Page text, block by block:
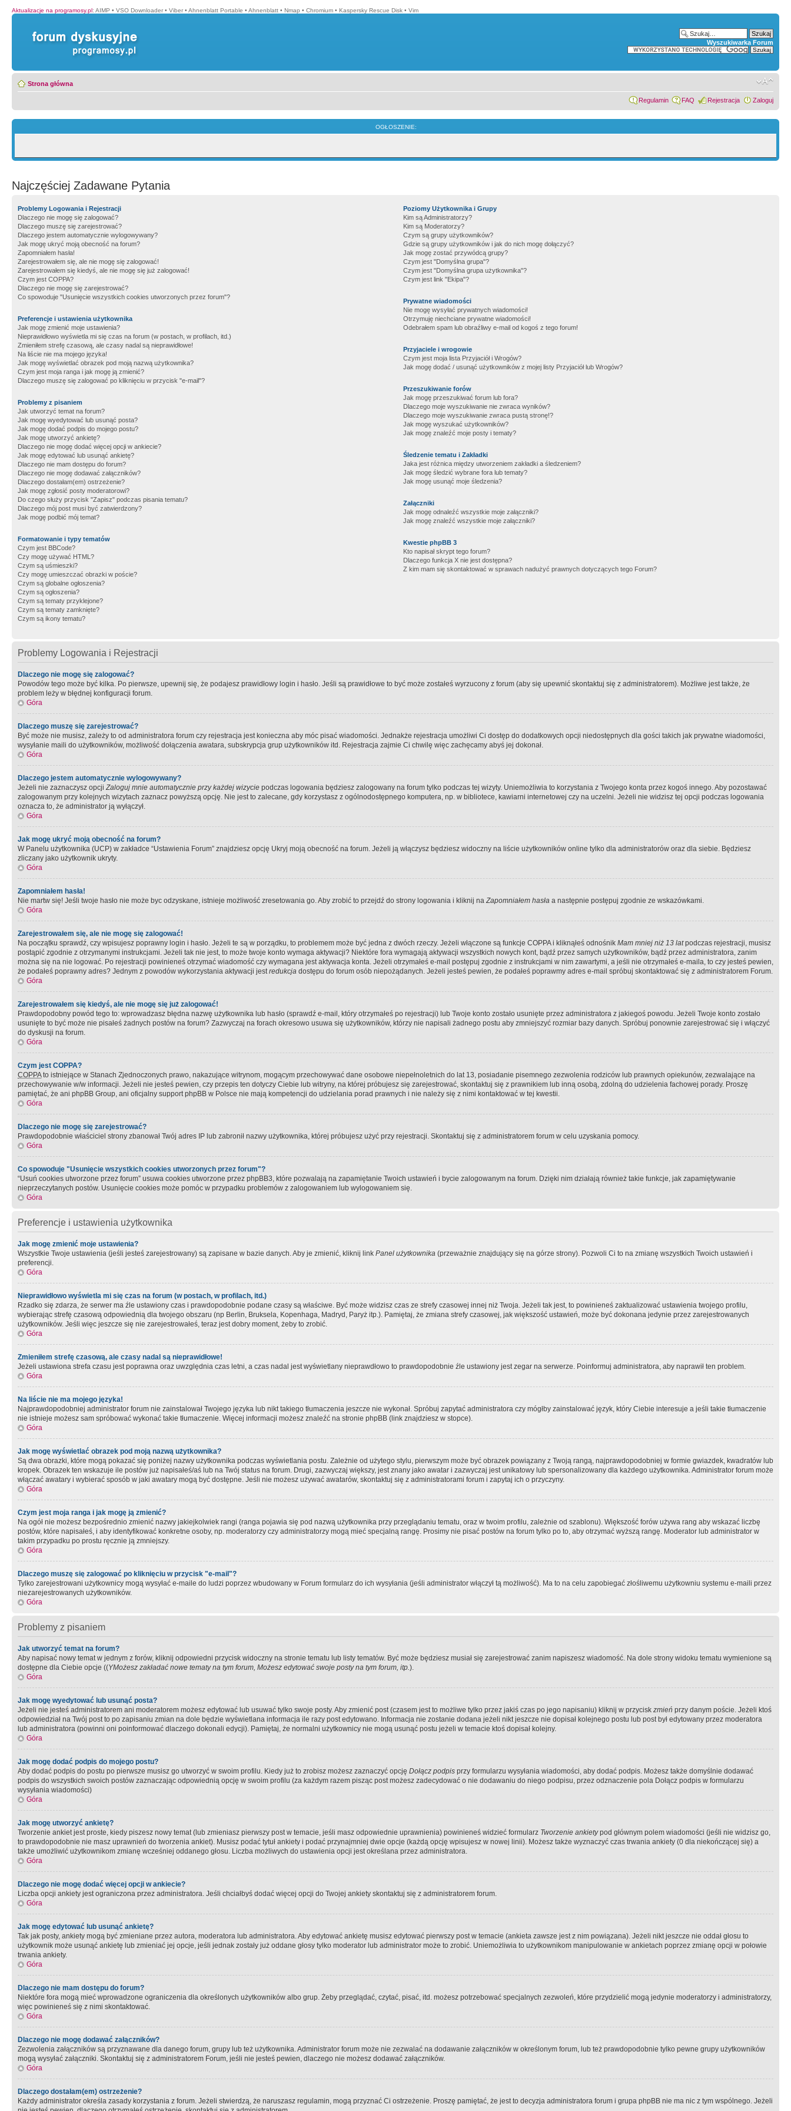
Aktualizacje na programosy.pl: AIMP • VSO Downloader • Viber • Ahnenblatt Portable • Ahnenblatt • Nmap • Chromium • Kaspersky Rescue Disk • Vim
Wyszukiwarka Forum
Strona główna
Regulamin FAQ Rejestracja Zaloguj
OGŁOSZENIE:
Najczęściej Zadawane Pytania
Problemy Logowania i Rejestracji
Dlaczego nie mogę się zalogować?
Dlaczego muszę się zarejestrować?
Dlaczego jestem automatycznie wylogowywany?
Jak mogę ukryć moją obecność na forum?
Zapomniałem hasła!
Zarejestrowałem się, ale nie mogę się zalogować!
Zarejestrowałem się kiedyś, ale nie mogę się już zalogować!
Czym jest COPPA?
Dlaczego nie mogę się zarejestrować?
Co spowoduje "Usunięcie wszystkich cookies utworzonych przez forum"?
Preferencje i ustawienia użytkownika
Jak mogę zmienić moje ustawienia?
Nieprawidłowo wyświetla mi się czas na forum (w postach, w profilach, itd.)
Zmieniłem strefę czasową, ale czasy nadal są nieprawidłowe!
Na liście nie ma mojego języka!
Jak mogę wyświetlać obrazek pod moją nazwą użytkownika?
Czym jest moja ranga i jak mogę ją zmienić?
Dlaczego muszę się zalogować po kliknięciu w przycisk "e-mail"?
Problemy z pisaniem
Jak utworzyć temat na forum?
Jak mogę wyedytować lub usunąć posta?
Jak mogę dodać podpis do mojego postu?
Jak mogę utworzyć ankietę?
Dlaczego nie mogę dodać więcej opcji w ankiecie?
Jak mogę edytować lub usunąć ankietę?
Dlaczego nie mam dostępu do forum?
Dlaczego nie mogę dodawać załączników?
Dlaczego dostałam(em) ostrzeżenie?
Jak mogę zgłosić posty moderatorowi?
Do czego służy przycisk "Zapisz" podczas pisania tematu?
Dlaczego mój post musi być zatwierdzony?
Jak mogę podbić mój temat?
Formatowanie i typy tematów
Czym jest BBCode?
Czy mogę używać HTML?
Czym są uśmieszki?
Czy mogę umieszczać obrazki w poście?
Czym są globalne ogłoszenia?
Czym są ogłoszenia?
Czym są tematy przyklejone?
Czym są tematy zamknięte?
Czym są ikony tematu?
Poziomy Użytkownika i Grupy
Kim są Administratorzy?
Kim są Moderatorzy?
Czym są grupy użytkowników?
Gdzie są grupy użytkowników i jak do nich mogę dołączyć?
Jak mogę zostać przywódcą grupy?
Czym jest "Domyślna grupa"?
Czym jest "Domyślna grupa użytkownika"?
Czym jest link "Ekipa"?
Prywatne wiadomości
Nie mogę wysyłać prywatnych wiadomości!
Otrzymuję niechciane prywatne wiadomości!
Odebrałem spam lub obraźliwy e-mail od kogoś z tego forum!
Przyjaciele i wrogowie
Czym jest moja lista Przyjaciół i Wrogów?
Jak mogę dodać / usunąć użytkowników z mojej listy Przyjaciół lub Wrogów?
Przeszukiwanie forów
Jak mogę przeszukiwać forum lub fora?
Dlaczego moje wyszukiwanie nie zwraca wyników?
Dlaczego moje wyszukiwanie zwraca pustą stronę!?
Jak mogę wyszukać użytkowników?
Jak mogę znaleźć moje posty i tematy?
Śledzenie tematu i Zakładki
Jaka jest różnica między utworzeniem zakładki a śledzeniem?
Jak mogę śledzić wybrane fora lub tematy?
Jak mogę usunąć moje śledzenia?
Załączniki
Jak mogę odnaleźć wszystkie moje załączniki?
Jak mogę znaleźć wszystkie moje załączniki?
Kwestie phpBB 3
Kto napisał skrypt tego forum?
Dlaczego funkcja X nie jest dostępna?
Z kim mam się skontaktować w sprawach nadużyć prawnych dotyczących tego Forum?
Problemy Logowania i Rejestracji
Dlaczego nie mogę się zalogować?
Powodów tego może być kilka. Po pierwsze, upewnij się, że podajesz prawidłowy login i hasło. Jeśli są prawidłowe to być może zostałeś wyrzucony z forum (aby się upewnić skontaktuj się z administratorem). Możliwe jest także, że
problem leży w błędnej konfiguracji forum.
Góra
Dlaczego muszę się zarejestrować?
Być może nie musisz, zależy to od administratora forum czy rejestracja jest konieczna aby móc pisać wiadomości. Jednakże rejestracja umożliwi Ci dostęp do dodatkowych opcji niedostępnych dla gości takich jak prywatne wiadomości,
wysyłanie maili do użytkowników, możliwość dołączenia awatara, subskrypcja grup użytkowników itd. Rejestracja zajmie Ci chwilę więc zachęcamy abyś jej dokonał.
Góra
Dlaczego jestem automatycznie wylogowywany?
Jeżeli nie zaznaczysz opcjiZaloguj mnie automatycznie przy każdej wizycie podczas logowania będziesz zalogowany na forum tylko podczas tej wizyty. Uniemożliwia to korzystania z Twojego konta przez kogoś innego. Aby pozostawać
zalogowanym przy kolejnych wizytach zaznacz powyższą opcję. Nie jest to zalecane, gdy korzystasz z ogólnodostępnego komputera, np. w bibliotece, kawiarni internetowej czy na uczelni. Jeżeli nie widzisz tej opcji podczas logowania
oznacza to, że administrator ją wyłączył.
Góra
Jak mogę ukryć moją obecność na forum?
W Panelu użytkownika (UCP) w zakładce “Ustawienia Forum” znajdziesz opcję Ukryj moją obecność na forum. Jeżeli ją włączysz będziesz widoczny na liście użytkowników online tylko dla administratorów oraz dla siebie. Będziesz
zliczany jako użytkownik ukryty.
Góra
Zapomniałem hasła!
Nie martw się! Jeśli twoje hasło nie może byc odzyskane, istnieje możliwość zresetowania go. Aby zrobić to przejdź do strony logowania i kliknij naZapomniałem hasła a następnie postępuj zgodnie ze wskazówkami.
Góra
Zarejestrowałem się, ale nie mogę się zalogować!
Na początku sprawdź, czy wpisujesz poprawny login i hasło. Jeżeli te są w porządku, to problemem może być jedna z dwóch rzeczy. Jeżeli włączone są funkcje COPPA i kliknąłeś odnośnik Mam mniej niż 13 latpodczas rejestracji, musisz
postąpić zgodnie z otrzymanymi instrukcjami. Jeżeli tak nie jest, to może twoje konto wymaga aktywacji? Niektóre fora wymagają aktywacji wszystkich nowych kont, bądź przez samych użytkowników, bądź przez administratora, zanim
można się na nie logować. Po rejestracji powinieneś otrzymać wiadomość czy wymagana jest aktywacja konta. Jeżeli otrzymałeś e-mail postępuj zgodnie z instrukcjami w nim zawartymi, a jeśli nie otrzymałeś e-maila, to czy jesteś pewien,
że podałeś poprawny adres? Jednym z powodów wykorzystania aktywacji jestredukcja dostępu do forum osób niepożądanych. Jeżeli jesteś pewien, że podałeś poprawmy adres e-mail spróbuj skontaktować się z administratorem Forum.
Góra
Zarejestrowałem się kiedyś, ale nie mogę się już zalogować!
Prawdopodobny powód tego to: wprowadzasz błędna nazwę użytkownika lub hasło (sprawdź e-mail, który otrzymałeś po rejestracji) lub Twoje konto zostało usunięte przez administratora z jakiegoś powodu. Jeżeli Twoje konto zostało
usunięte to być może nie pisałeś żadnych postów na forum? Zazwyczaj na forach okresowo usuwa się użytkowników, którzy nie napisali żadnego postu aby zmniejszyć rozmiar bazy danych. Spróbuj ponownie zarejestrować się i włączyć
do dyskusji na forum.
Góra
Czym jest COPPA?
COPPAto istniejące w Stanach Zjednoczonych prawo, nakazujące witrynom, mogącym przechowywać dane osobowe niepełnoletnich do lat 13, posiadanie pisemnego zezwolenia rodziców lub prawnych opiekunów, zezwalające na
przechowywanie w/w informacji. Jeżeli nie jesteś pewien, czy przepis ten dotyczy Ciebie lub witryny, na której próbujesz się zarejestrować, skontaktuj się z prawnikiem lub inną osobą, zdolną do udzielenia fachowej porady. Proszę
pamiętać, że ani phpBB Group, ani oficjalny support phpBB w Polsce nie mają kompetencji do udzielania porad prawnych i nie należy się z nimi kontaktować w tej kwestii.
Góra
Dlaczego nie mogę się zarejestrować?
Prawdopodobnie właściciel strony zbanował Twój adres IP lub zabronił nazwy użytkownika, której próbujesz użyć przy rejestracji. Skontaktuj się z administratorem forum w celu uzyskania pomocy.
Góra
Co spowoduje "Usunięcie wszystkich cookies utworzonych przez forum"?
“Usuń cookies utworzone przez forum” usuwa cookies utworzone przez phpBB3, które pozwalają na zapamiętanie Twoich ustawień i bycie zalogowanym na forum. Dzięki nim działają również takie funkcje, jak zapamiętywanie
nieprzeczytanych postów. Usunięcie cookies może pomóc w przypadku problemów z zalogowaniem lub wylogowaniem się.
Góra
Preferencje i ustawienia użytkownika
Jak mogę zmienić moje ustawienia?
Wszystkie Twoje ustawienia (jeśli jesteś zarejestrowany) są zapisane w bazie danych. Aby je zmienić, kliknij link Panel użytkownika (przeważnie znajdujący się na górze strony). Pozwoli Ci to na zmianę wszystkich Twoich ustawień i
preferencji.
Góra
Nieprawidłowo wyświetla mi się czas na forum (w postach, w profilach, itd.)
Rzadko się zdarza, że serwer ma źle ustawiony czas i prawdopodobnie podane czasy są właściwe. Być może widzisz czas ze strefy czasowej innej niż Twoja. Jeżeli tak jest, to powinieneś zaktualizować ustawienia twojego profilu,
wybierając strefę czasową odpowiednią dla twojego obszaru (np Berlin, Bruksela, Kopenhaga, Madryd, Paryż itp.). Pamiętaj, że zmiana strefy czasowej, jak większość ustawień, może być dokonana jedynie przez zarejestrowanych
użytkowników. Jeśli więc jeszcze się nie zarejestrowałeś, teraz jest dobry moment, żeby to zrobić.
Góra
Zmieniłem strefę czasową, ale czasy nadal są nieprawidłowe!
Jeżeli ustawiona strefa czasu jest poprawna oraz uwzględnia czas letni, a czas nadal jest wyświetlany nieprawdłowo to prawdopodobnie źle ustawiony jest zegar na serwerze. Poinformuj administratora, aby naprawił ten problem.
Góra
Na liście nie ma mojego języka!
Najprawdopodobniej administrator forum nie zainstalował Twojego języka lub nikt takiego tłumaczenia jeszcze nie wykonał. Spróbuj zapytać administratora czy mógłby zainstalować język, który Ciebie interesuje a jeśli takie tłumaczenie
nie istnieje możesz sam spróbować wykonać takie tłumaczenie. Więcej informacji możesz znaleźć na stronie phpBB (link znajdziesz w stopce).
Góra
Jak mogę wyświetlać obrazek pod moją nazwą użytkownika?
Są dwa obrazki, które mogą pokazać się poniżej nazwy użytkownika podczas wyświetlania postu. Zależnie od użytego stylu, pierwszym może być obrazek powiązany z Twoją rangą, najprawdopodobniej w formie gwiazdek, kwadratów lub
kropek. Obrazek ten wskazuje ile postów już napisałeś/aś lub na Twój status na forum. Drugi, zazwyczaj większy, jest znany jako awatar i zazwyczaj jest unikatowy lub spersonalizowany dla każdego użytkownika. Administrator forum może
włączać awatary i wybierać sposób w jaki awatary mogą być dostępne. Jeśli nie możesz używać awatarów, skontaktuj się z administratorami forum i zapytaj ich o przyczyny.
Góra
Czym jest moja ranga i jak mogę ją zmienić?
Na ogół nie możesz bezpośrednio zmienić nazwy jakiejkolwiek rangi (ranga pojawia się pod nazwą użytkownika przy przeglądaniu tematu, oraz w twoim profilu, zależnie od szablonu). Większość forów używa rang aby wskazać liczbę
postów, które napisałeś, i aby identyfikować konkretne osoby, np. moderatorzy czy administratorzy mogą mieć specjalną rangę. Prosimy nie pisać postów na forum tylko po to, aby otrzymać wyższą rangę. Moderator lub administrator w
takim przypadku po prostu ręcznie ją zmniejszy.
Góra
Dlaczego muszę się zalogować po kliknięciu w przycisk "e-mail"?
Tylko zarejestrowani użytkownicy mogą wysyłać e-maile do ludzi poprzez wbudowany w Forum formularz do ich wysyłania (jeśli administrator włączył tą możliwość). Ma to na celu zapobiegać złośliwemu użytkowniu systemu e-maili przez
niezarejestrowanych użytkowników.
Góra
Problemy z pisaniem
Jak utworzyć temat na forum?
Aby napisać nowy temat w jednym z forów, kliknij odpowiedni przycisk widoczny na stronie tematu lub listy tematów. Być może będziesz musiał się zarejestrować zanim napiszesz wiadomość. Na dole strony widoku tematu wymienione są
dostępne dla Ciebie opcje ((YMożesz zakładać nowe tematy na tym forum, Możesz edytować swoje posty na tym forum, itp.).
Góra
Jak mogę wyedytować lub usunąć posta?
Jeżeli nie jesteś administratorem ani moderatorem możesz edytować lub usuwać tylko swoje posty. Aby zmienić post (czasem jest to możliwe tylko przez jakiś czas po jego napisaniu) kliknij w przycisk zmień przy danym poście. Jeżeli ktoś
odpowiedział na Twój post to po zapisaniu zmian na dole będzie wyświetlana informacja ile razy post edytowano. Informacja nie zostanie dodana jeżeli nikt jeszcze nie dopisał kolejnego postu lub post był edytowany przez moderatora
lub administratora (powinni oni poinformować dlaczego dokonali edycji). Pamiętaj, że normalni użytkownicy nie mogą usunąć postu jeżeli w temacie ktoś dopisał kolejny.
Góra
Jak mogę dodać podpis do mojego postu?
Aby dodać podpis do postu po pierwsze musisz go utworzyć w swoim profilu. Kiedy już to zrobisz możesz zaznaczyć opcję Dołącz podpis przy formularzu wysyłania wiadomości, aby dodać podpis. Możesz także domyślnie dodawać
podpis do wszystkich swoich postów zaznaczając odpowiednią opcję w swoim profilu (za każdym razem pisząc post możesz zadecydować o nie dodawaniu do niego podpisu, przez odznaczenie pola Dołącz podpis w formularzu
wysyłania wiadomości)
Góra
Jak mogę utworzyć ankietę?
Tworzenie ankiet jest proste, kiedy piszesz nowy temat (lub zmieniasz pierwszy post w temacie, jeśli masz odpowiednie uprawnienia) powinieneś widzieć formularz Tworzenie ankietypod głównym polem wiadomości (jeśli nie widzisz go,
to prawdopodobnie nie masz uprawnień do tworzenia ankiet). Musisz podać tytuł ankiety i podać przynajmniej dwie opcje (każdą opcję wpisujesz w nowej linii). Możesz także wyznaczyć czas trwania ankiety (0 dla niekończącej się) a
także umożliwić użytkownikom zmianę wcześniej oddanego głosu. Liczba możliwych do ustawienia opcji jest określana przez administratora.
Góra
Dlaczego nie mogę dodać więcej opcji w ankiecie?
Liczba opcji ankiety jest ograniczona przez administratora. Jeśli chciałbyś dodać więcej opcji do Twojej ankiety skontaktuj się z administratorem forum.
Góra
Jak mogę edytować lub usunąć ankietę?
Tak jak posty, ankiety mogą być zmieniane przez autora, moderatora lub administratora. Aby edytować ankietę musisz edytować pierwszy post w temacie (ankieta zawsze jest z nim powiązana). Jeżeli nikt jeszcze nie oddał głosu to
użytkownik może usunąć ankietę lub zmieniać jej opcje, jeśli jednak zostały już oddane głosy tylko moderator lub administrator może to zrobić. Uniemożliwia to użytkownikom manipulowanie w ankietach poprzez zmianę opcji w połowie
trwania ankiety.
Góra
Dlaczego nie mam dostępu do forum?
Niektóre fora mogą mieć wprowadzone ograniczenia dla określonych użytkowników albo grup. Żeby przeglądać, czytać, pisać, itd. możesz potrzebować specjalnych zezwoleń, które przydzielić mogą jedynie moderatorzy i administratorzy,
więc powinieneś się z nimi skontaktować.
Góra
Dlaczego nie mogę dodawać załączników?
Zezwolenia załączników są przyznawane dla danego forum, grupy lub też użytkownika. Administrator forum może nie zezwalać na dodawanie załączników w określonym forum, lub też prawdopodobnie tylko pewne grupy użytkowników
mogą wysyłać załączniki. Skontaktuj się z administratorem Forum, jeśli nie jesteś pewien, dlaczego nie możesz dodawać załączników.
Góra
Dlaczego dostałam(em) ostrzeżenie?
Każdy administrator określa zasady korzystania z forum. Jeżeli stwierdzą, że naruszasz regulamin, mogą przyznać Ci ostrzeżenie. Proszę pamiętać, że jest to decyzja administratora forum i grupa phpBB nie ma nic z tym wspólnego. Jeżeli